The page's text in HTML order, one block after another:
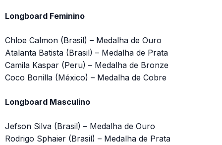
Longboard Feminino
Chloe Calmon (Brasil) – Medalha de Ouro
Atalanta Batista (Brasil) – Medalha de Prata
Camila Kaspar (Peru) – Medalha de Bronze
Coco Bonilla (México) – Medalha de Cobre
Longboard Masculino
Jefson Silva (Brasil) – Medalha de Ouro
Rodrigo Sphaier (Brasil) – Medalha de Prata